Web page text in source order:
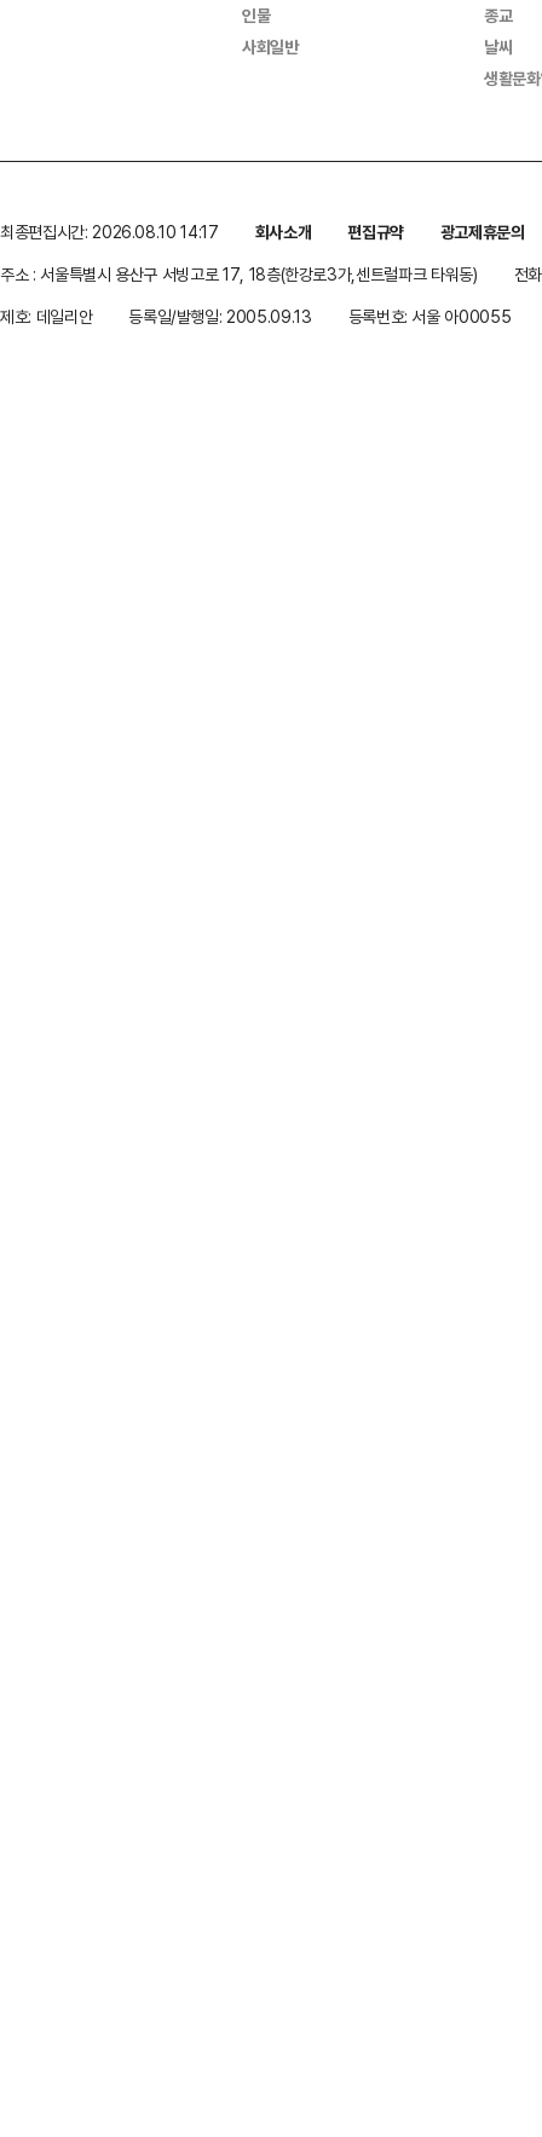
인물
사회일반
종교
날씨
생활문
최종편집시간: 2026.08.10 14:17 회사소개 편집규약
광고제휴문의
주소 : 서울특별시 용산구 서빙고로 17, 18층(한강로3가,센트럴파크 타워동)
전
제호: 데일리안
등록일/발행일: 2005.09.13 등록번호: 서울 아00055